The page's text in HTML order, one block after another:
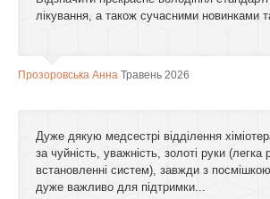
лікування, а також сучасними новинками
Прозоровська Анна Травень 2026
Дуже дякую медсестрі відділення
за чуйність, уважність, золоті руки (легка
встановленні систем), завжди з
дуже важливо для підтримки...